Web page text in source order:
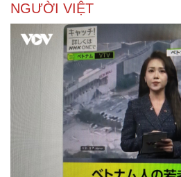
Dinh dưỡng - món ngon
Sản phụ khoa
Làm đẹp - giảm cân
Phòng mạch online
Ăn sạch sống khỏe
NGƯỜI VIỆT